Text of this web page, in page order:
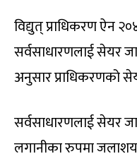
विद्युत् प्राधिकरण ऐन
सर्वसाधारणलाई सेयर
अनुसार प्राधिकरणको
सर्वसाधारणलाई सेयर
लगानीका रुपमा